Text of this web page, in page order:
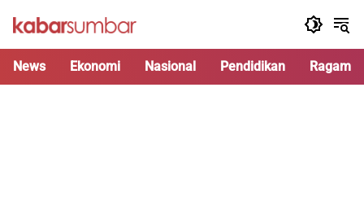
News Ekonomi Nasional Pendidikan Ragam